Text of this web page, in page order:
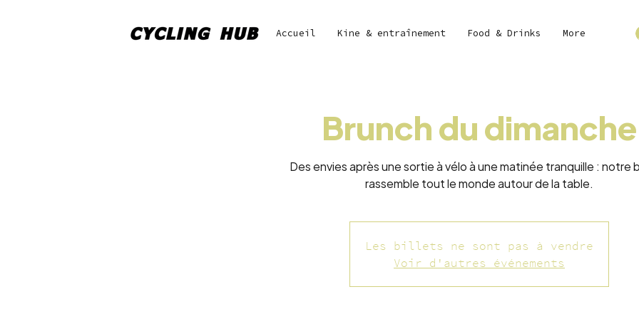
Accueil Kine & entraînement Food & Drinks More
Brunch du dimanche
Des envies après une sortie à vélo à une matinée tranquille : notre
rassemble tout le monde autour de la table.
Les billets ne sont pas à vendre
Voir d'autres événements